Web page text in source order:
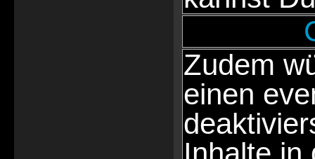
Zudem
einen